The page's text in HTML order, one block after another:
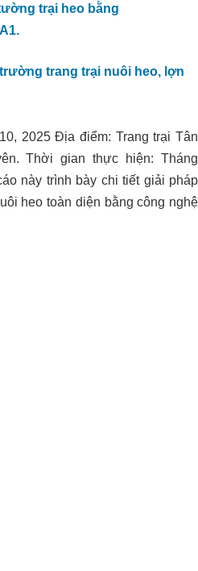
trang trại nuôi heo, lợn
2025 Địa điểm: Trang trại Tân
Thời gian thực hiện: Tháng
này trình bày chi tiết giải pháp
heo toàn diện bằng công nghệ